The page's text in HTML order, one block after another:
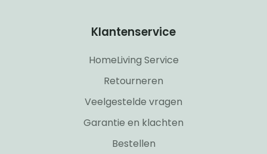
Klantenservice
HomeLiving Service
Retourneren
Veelgestelde vragen
Garantie en klachten
Bestellen